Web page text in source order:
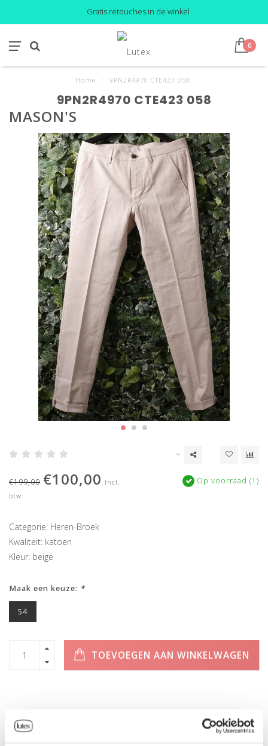
Gratis retouches in de winkel
0
Home 9PN2R4970 CTE423 058
9PN2R4970 CTE423 058
MASON'S
€199,00 €100,00 Incl.
btw
Op voorraad (1)
Categorie: Heren-Broek
Kwaliteit: katoen
Kleur: beige
Maak een keuze: *
54
TOEVOEGEN AAN WINKELWAGEN